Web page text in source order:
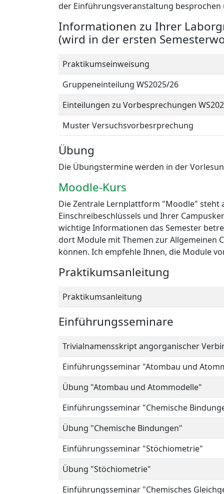
der Einführungsveranstaltung
Informationen zu Ihrer
(wird in der ersten
Praktikumseinweisung
Gruppeneinteilung WS2025/26
Einteilungen zu Vorbesprechungen
Muster Versuchsvorbesrprechung
Übung
Die Übungstermine werden in der
Moodle-Kurs
Die Zentrale Lernplattform "Moodle" steht
Einschreibeschlüssels und Ihrer
wichtige Informationen das Semester
dort Module mit Themen zur Allgemeinen
können. Ich empfehle Ihnen, die Module
Praktikumsanleitung
Praktikumsanleitung
Einführungsseminare
Trivialnamensskript angorganischer
Einführungsseminar "Atombau und
Übung "Atombau und Atommodelle"
Einführungsseminar "Chemische
Übung "Chemische Bindungen"
Einführungsseminar "Stöchiometrie"
Übung "Stöchiometrie"
Einführungsseminar "Chemisches